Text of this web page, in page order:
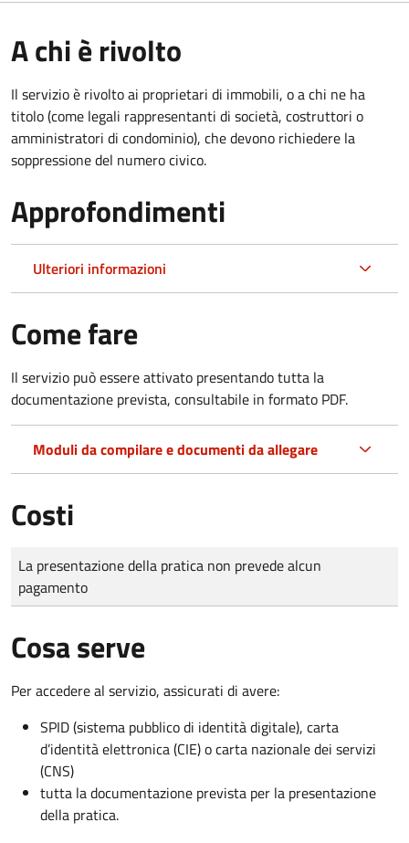
A chi è rivolto
Il servizio è rivolto ai proprietari di immobili, o a chi ne ha
titolo (come legali rappresentanti di società, costruttori o
amministratori di condominio), che devono richiedere la
soppressione del numero civico.
Approfondimenti
Ulteriori informazioni
Come fare
Il servizio può essere attivato presentando tutta la
documentazione prevista, consultabile in formato PDF.
Moduli da compilare e documenti da allegare
Costi
Tipo di pagamento
Importo
La presentazione della pratica non prevede alcun
pagamento
Cosa serve
Per accedere al servizio, assicurati di avere:
SPID (sistema pubblico di identità digitale), carta
d’identità elettronica (CIE) o carta nazionale dei servizi
(CNS)
tutta la documentazione prevista per la presentazione
della pratica.